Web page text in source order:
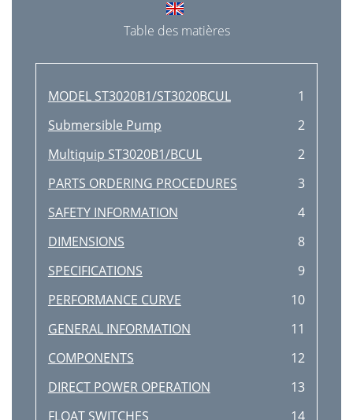
Table des matières
MODEL ST3020B1/ST3020BCUL
1
Submersible Pump
2
Multiquip ST3020B1/BCUL
2
PARTS ORDERING PROCEDURES
3
SAFETY INFORMATION
4
DIMENSIONS
8
SPECIFICATIONS
9
PERFORMANCE CURVE
10
GENERAL INFORMATION
11
COMPONENTS
12
DIRECT POWER OPERATION
13
FLOAT SWITCHES
14